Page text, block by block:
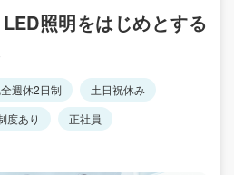
照明をはじめとする
週休2日制
土日祝休み
度あり
正社員